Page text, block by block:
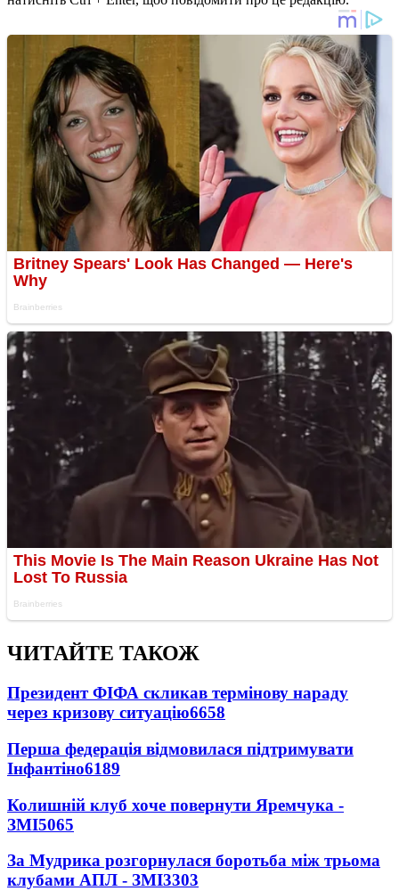
ЧИТАЙТЕ ТАКОЖ
Президент ФІФА скликав термінову нараду
через кризову ситуацію6658
Перша федерація відмовилася підтримувати
Інфантіно6189
Колишній клуб хоче повернути Яремчука -
ЗМІ5065
За Мудрика розгорнулася боротьба між трьома
клубами АПЛ - ЗМІ3303